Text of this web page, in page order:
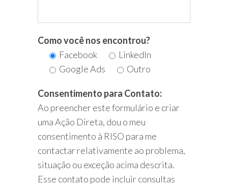
Como você nos encontrou?
Facebook
LinkedIn
Google Ads
Outro
Consentimento para Contato:
Ao preencher este formulário e criar
uma Ação Direta, dou o meu
consentimento à RISO para me
contactar relativamente ao problema,
situação ou exceção acima descrita.
Esse contato pode incluir consultas